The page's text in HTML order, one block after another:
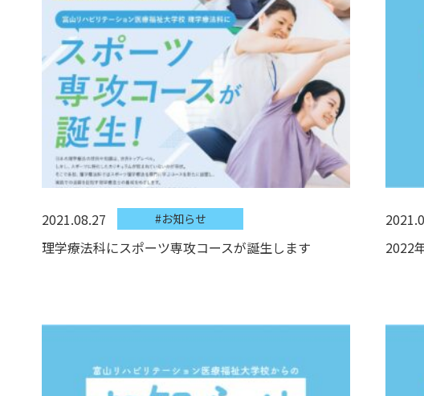
2021.08.27 #お知らせ
理学療法科にスポーツ専攻コースが誕生します 2022